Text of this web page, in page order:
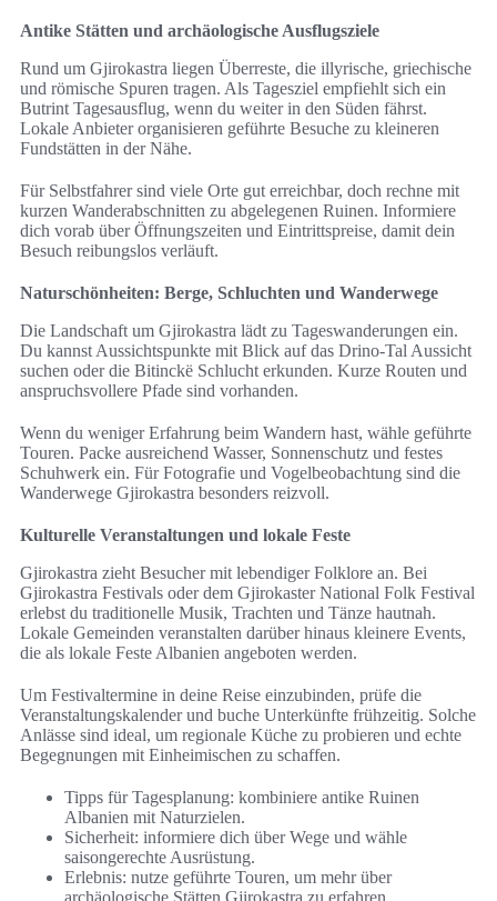
Antike Stätten und archäologische Ausflugsziele
Rund um Gjirokastra liegen Überreste, die illyrische, griechische
und römische Spuren tragen. Als Tagesziel empfiehlt sich ein
Butrint Tagesausflug, wenn du weiter in den Süden fährst.
Lokale Anbieter organisieren geführte Besuche zu kleineren
Fundstätten in der Nähe.
Für Selbstfahrer sind viele Orte gut erreichbar, doch rechne mit
kurzen Wanderabschnitten zu abgelegenen Ruinen. Informiere
dich vorab über Öffnungszeiten und Eintrittspreise, damit dein
Besuch reibungslos verläuft.
Naturschönheiten: Berge, Schluchten und Wanderwege
Die Landschaft um Gjirokastra lädt zu Tageswanderungen ein.
Du kannst Aussichtspunkte mit Blick auf das Drino-Tal Aussicht
suchen oder die Bitinckë Schlucht erkunden. Kurze Routen und
anspruchsvollere Pfade sind vorhanden.
Wenn du weniger Erfahrung beim Wandern hast, wähle geführte
Touren. Packe ausreichend Wasser, Sonnenschutz und festes
Schuhwerk ein. Für Fotografie und Vogelbeobachtung sind die
Wanderwege Gjirokastra besonders reizvoll.
Kulturelle Veranstaltungen und lokale Feste
Gjirokastra zieht Besucher mit lebendiger Folklore an. Bei
Gjirokastra Festivals oder dem Gjirokaster National Folk Festival
erlebst du traditionelle Musik, Trachten und Tänze hautnah.
Lokale Gemeinden veranstalten darüber hinaus kleinere Events,
die als lokale Feste Albanien angeboten werden.
Um Festivaltermine in deine Reise einzubinden, prüfe die
Veranstaltungskalender und buche Unterkünfte frühzeitig. Solche
Anlässe sind ideal, um regionale Küche zu probieren und echte
Begegnungen mit Einheimischen zu schaffen.
Tipps für Tagesplanung: kombiniere antike Ruinen
Albanien mit Naturzielen.
Sicherheit: informiere dich über Wege und wähle
saisongerechte Ausrüstung.
Erlebnis: nutze geführte Touren, um mehr über
archäologische Stätten Gjirokastra zu erfahren.